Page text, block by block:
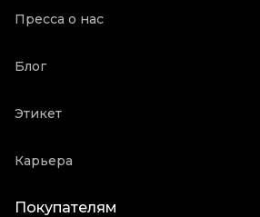
Пресса о нас
Блог
Этикет
Карьера
Покупателям